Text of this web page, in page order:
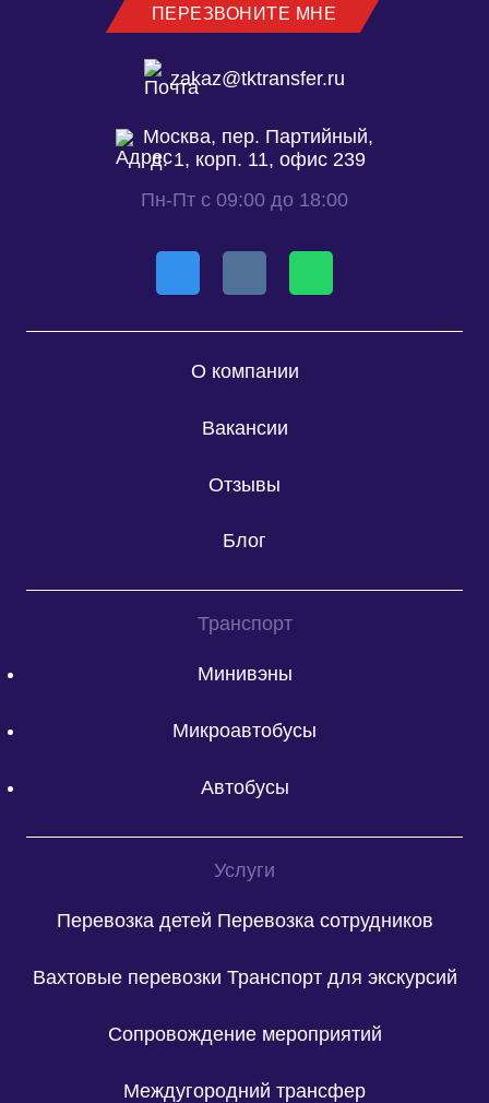
ПЕРЕЗВОНИТЕ МНЕ
zakaz@tktransfer.ru
Москва, пер. Партийный,
д. 1, корп. 11, офис 239
Пн-Пт с 09:00 до 18:00
О компании
Вакансии
Отзывы
Блог
Транспорт
Минивэны
Микроавтобусы
Автобусы
Услуги
Перевозка детей Перевозка сотрудников
Вахтовые перевозки Транспорт для экскурсий
Сопровождение мероприятий
Междугородний трансфер